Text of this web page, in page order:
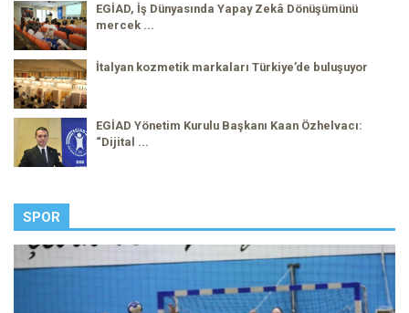
EGİAD, İş Dünyasında Yapay Zekâ Dönüşümünü
mercek ...
İtalyan kozmetik markaları Türkiye’de buluşuyor
EGİAD Yönetim Kurulu Başkanı Kaan Özhelvacı:
“Dijital ...
SPOR